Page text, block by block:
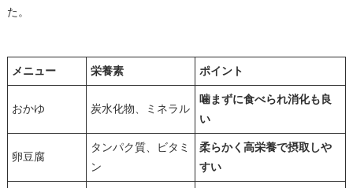
た。
メニュー 栄養素 ポイント
おかゆ 炭水化物、ミネラル
噛まずに食べられ消化も良
い
卵豆腐
タンパク質、ビタミ
ン
柔らかく高栄養で摂取しや
すい